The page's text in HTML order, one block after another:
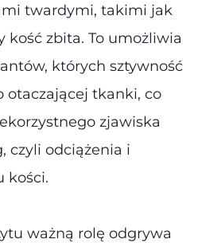
twardymi, takimi jak
kość zbita. To umożliwia
których sztywność
otaczającej tkanki, co
zjawiska
czyli odciążenia i
kości.
ważną rolę odgrywa